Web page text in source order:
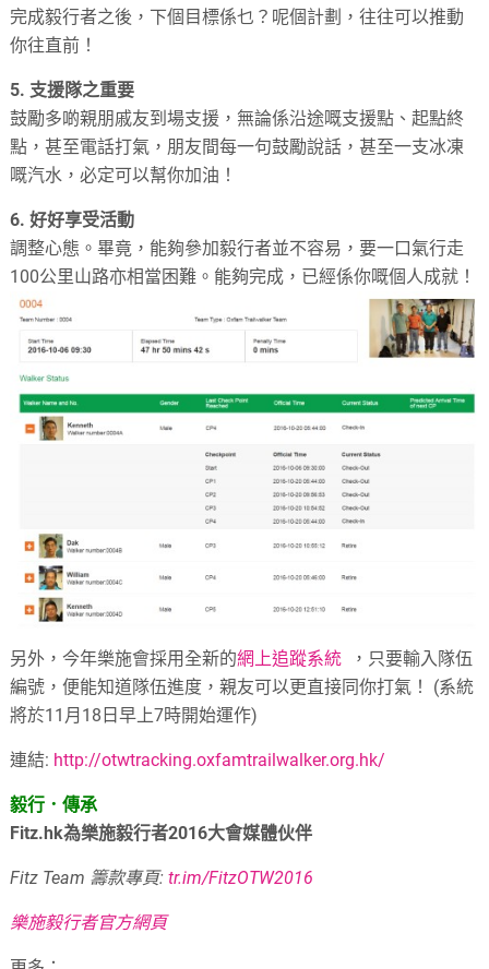
完成毅行者之後，下個目標係乜？呢個計劃，往往可以推動
你往直前！
5. 支援隊之重要
鼓勵多啲親朋戚友到場支援，無論係沿途嘅支援點、起點終
點，甚至電話打氣，朋友間每一句鼓勵說話，甚至一支冰凍
嘅汽水，必定可以幫你加油！
6. 好好享受活動
調整心態。畢竟，能夠參加毅行者並不容易，要一口氣行走
100公里山路亦相當困難。能夠完成，已經係你嘅個人成就！
另外，今年樂施會採用全新的網上追蹤系統 ，只要輸入隊伍
編號，便能知道隊伍進度，親友可以更直接同你打氣！ (系統
將於11月18日早上7時開始運作)
連結: http://otwtracking.oxfamtrailwalker.org.hk/
毅行．傳承
Fitz.hk為樂施毅行者2016大會媒體伙伴
Fitz Team 籌款專頁:tr.im/FitzOTW2016
樂施毅行者官方網頁